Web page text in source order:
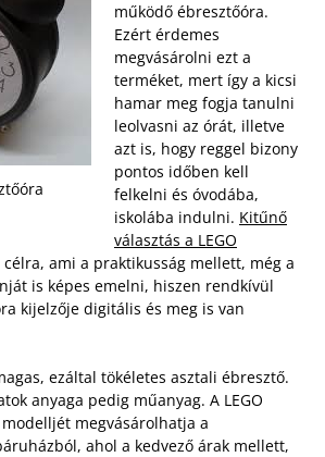
működő ébresztőóra.
Ezért érdemes
megvásárolni ezt a
terméket, mert így a kicsi
hamar meg fogja tanulni
leolvasni az órát, illetve
azt is, hogy reggel bizony
pontos időben kell
felkelni és óvodába,
iskolába indulni. Kitűnő
választás a LEGO
ami a praktikusság mellett, még a
is képes emelni, hiszen rendkívül
kijelzője digitális és meg is van
ezáltal tökéletes asztali ébresztő.
anyaga pedig műanyag. A LEGO
megvásárolhatja a
ahol a kedvező árak mellett,